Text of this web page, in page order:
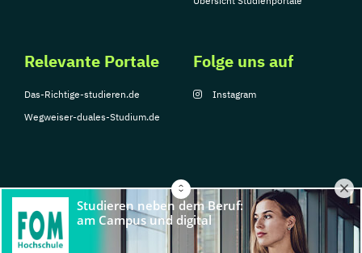
Relevante Portale
Das-Richtige-studieren.de
Wegweiser-duales-Studium.de
Folge uns auf
Instagram
© Copyright 2026, TarGroup Media GmbH
Impressum
Datenschutzerklärung Nutzungsbedingungen